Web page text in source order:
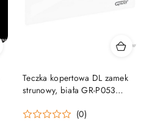
Teczka kopertowa DL zamek
strunowy, biała GR-P053
(0)